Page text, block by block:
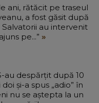
ani, rătăcit pe traseul
a fost găsit după
au intervenit
pe...”
și-a spus „adio” în
nu se aștepta la un